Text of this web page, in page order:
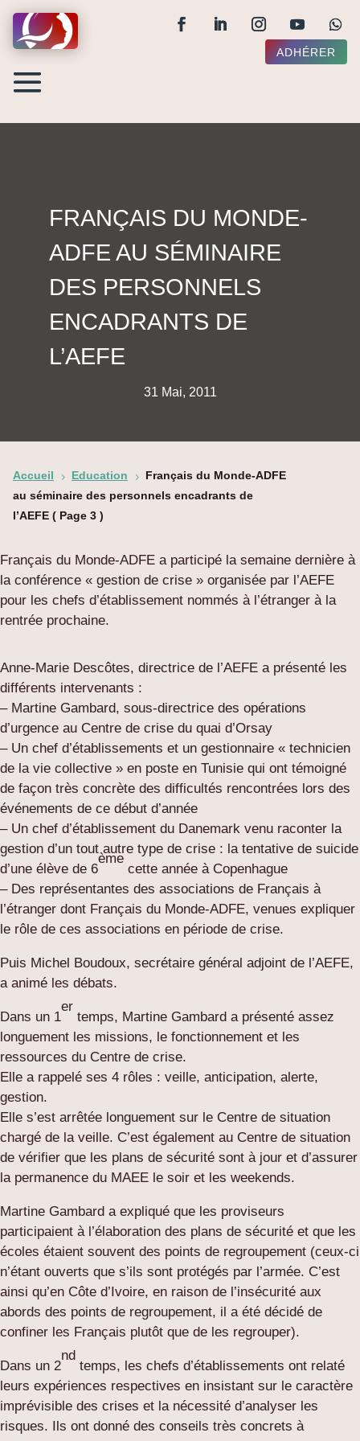
ADHÉRER
FRANÇAIS DU MONDE-
ADFE AU SÉMINAIRE
DES PERSONNELS
ENCADRANTS DE
L’AEFE
31 Mai, 2011
Accueil 5 Education 5
Français du Monde-ADFE
au séminaire des personnels encadrants de
l’AEFE ( Page 3 )
Français du Monde-ADFE a participé la semaine dernière à
la conférence « gestion de crise » organisée par l’AEFE
pour les chefs d’établissement nommés à l’étranger à la
rentrée prochaine.
Anne-Marie Descôtes, directrice de l’AEFE a présenté les
différents intervenants :
– Martine Gambard, sous-directrice des opérations
d’urgence au Centre de crise du quai d’Orsay
– Un chef d’établissements et un gestionnaire « technicien
de la vie collective » en poste en Tunisie qui ont témoigné
de façon très concrète des difficultés rencontrées lors des
événements de ce début d’année
– Un chef d’établissement du Danemark venu raconter la
gestion d’un tout autre type de crise : la tentative de suicide
d’une élève de 6
ème
cette année à Copenhague
– Des représentantes des associations de Français à
l’étranger dont Français du Monde-ADFE, venues expliquer
le rôle de ces associations en période de crise.
Puis Michel Boudoux, secrétaire général adjoint de l’AEFE,
a animé les débats.
Dans un 1
er
temps, Martine Gambard a présenté assez
longuement les missions, le fonctionnement et les
ressources du Centre de crise.
Elle a rappelé ses 4 rôles : veille, anticipation, alerte,
gestion.
Elle s’est arrêtée longuement sur le Centre de situation
chargé de la veille. C’est également au Centre de situation
de vérifier que les plans de sécurité sont à jour et d’assurer
la permanence du MAEE le soir et les weekends.
Martine Gambard a expliqué que les proviseurs
participaient à l’élaboration des plans de sécurité et que les
écoles étaient souvent des points de regroupement (ceux-ci
n’étant ouverts que s’ils sont protégés par l’armée. C’est
ainsi qu’en Côte d’Ivoire, en raison de l’insécurité aux
abords des points de regroupement, il a été décidé de
confiner les Français plutôt que de les regrouper).
Dans un 2
nd
temps, les chefs d’établissements ont relaté
leurs expériences respectives en insistant sur le caractère
imprévisible des crises et la nécessité d’analyser les
risques. Ils ont donné des conseils très concrets à